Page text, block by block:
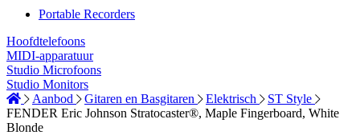
Portable Recorders
Hoofdtelefoons
MIDI-apparatuur
Studio Microfoons
Studio Monitors
Aanbod
Gitaren en Basgitaren Elektrisch
ST Style
FENDER Eric Johnson Stratocaster®, Maple Fingerboard, White
Blonde